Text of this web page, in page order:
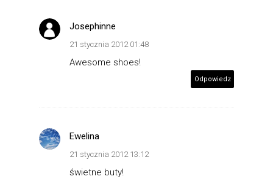
Josephinne
21 stycznia 2012 01:48
Awesome shoes!
Odpowiedz
Ewelina
21 stycznia 2012 13:12
świetne buty!